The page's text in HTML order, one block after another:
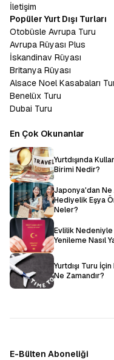
İletişim
Popüler Yurt Dışı Turları
Otobüsle Avrupa Turu
Avrupa Rüyası Plus
İskandinav Rüyası
Britanya Rüyası
Alsace Noel Kasabaları
Benelüx Turu
Dubai Turu
En Çok Okunanlar
Yurtdışında
Birimi Nedir?
Japonya'dan Ne
Hediyelik Eşya
Neler?
Evlilik
Yenileme Nasıl
Yurtdışı Turu
Ne Zamandır?
E-Bülten Aboneliği